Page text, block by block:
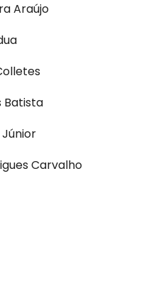
Araújo
Batista
Júnior
Carvalho